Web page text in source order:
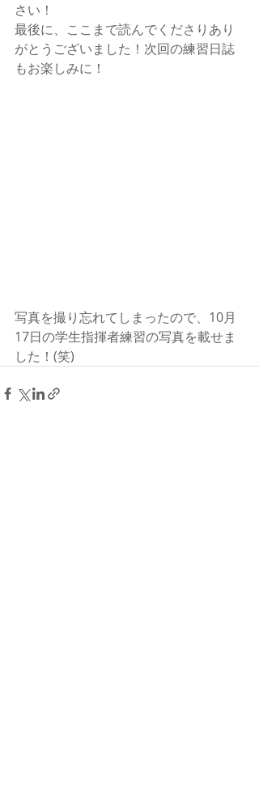
さい！
最後に、ここまで読んでくださりあり
がとうございました！次回の練習日誌
もお楽しみに！
写真を撮り忘れてしまったので、10月
17日の学生指揮者練習の写真を載せま
した！(笑)